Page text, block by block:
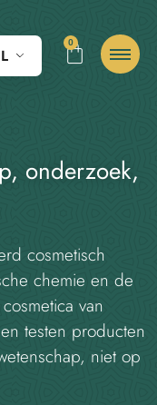
0
onderzoek,
cosmetisch
chemie en de
van
testen producten
niet op